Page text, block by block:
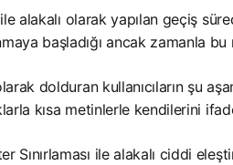
ile alakalı olarak yapılan geçiş
başladığı ancak zamanla
dolduran kullanıcıların şu
kısa metinlerle kendilerini
Sınırlaması ile alakalı ciddi